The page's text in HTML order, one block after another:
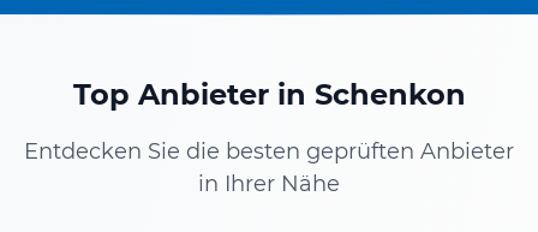
Top Anbieter in Schenkon
Entdecken Sie die besten geprüften Anbieter
in Ihrer Nähe